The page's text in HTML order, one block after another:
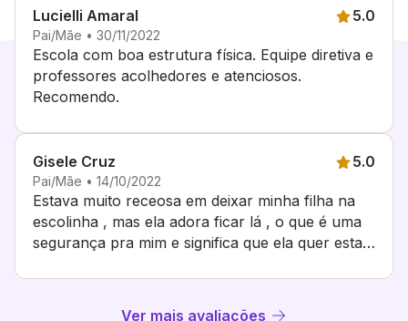
Lucielli Amaral
Pai/Mãe • 30/11/2022
5.0
Escola com boa estrutura física. Equipe diretiva e
professores acolhedores e atenciosos.
Recomendo.
Gisele Cruz
Pai/Mãe • 14/10/2022
5.0
Estava muito receosa em deixar minha filha na
escolinha , mas ela adora ficar lá , o que é uma
segurança pra mim e significa que ela quer estar
apresentando bastante participativa com os pais
e comunidade , tem bastante atividades e
Ver mais avaliações